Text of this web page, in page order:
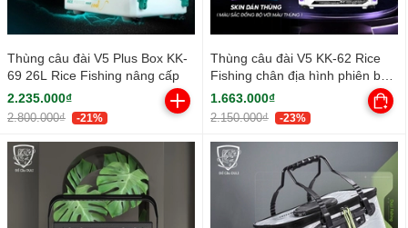
Thùng câu đài V5 Plus Box KK-
69 26L Rice Fishing nâng cấp
2.235.000₫
2.800.000₫ -21%
Thùng câu đài V5 KK-62 Rice
Fishing chân địa hình phiên bản
mới
1.663.000₫
2.150.000₫ -23%